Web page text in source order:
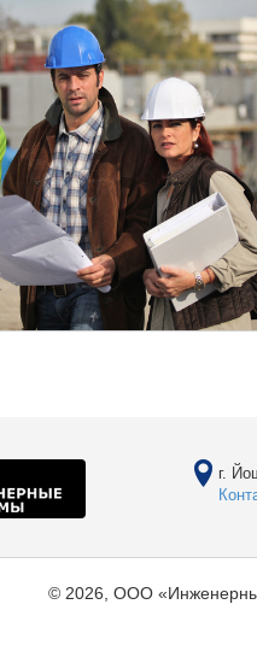
г.
© 2026, ООО